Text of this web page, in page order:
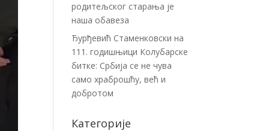
родитељског старања је
наша обавеза
Ђурђевић Стаменковски на
111. годишњици Колубарске
битке: Србија се не чува
само храброшћу, већ и
добротом
Категорије